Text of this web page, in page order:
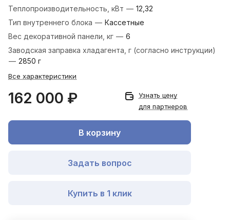
Теплопроизводительность, кВт — 12,32
Тип внутреннего блока — Кассетные
Вес декоративной панели, кг — 6
Заводская заправка хладагента, г (согласно инструкции)
— 2850 г
Все характеристики
162 000 ₽
Узнать цену
для партнеров
В корзину
Задать вопрос
Купить в 1 клик